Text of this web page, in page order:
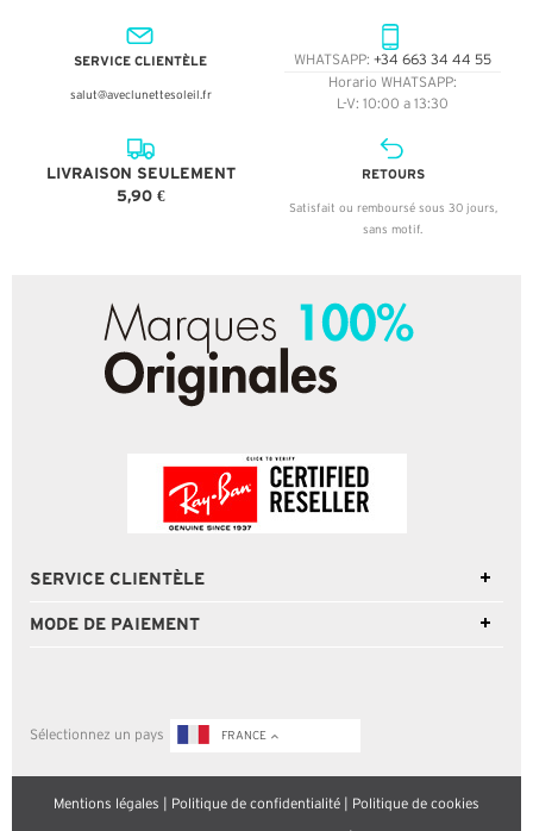
SERVICE CLIENTÈLE
salut@aveclunettesoleil.fr
WHATSAPP: +34 663 34 44 55
Horario WHATSAPP:
L-V: 10:00 a 13:30
LIVRAISON SEULEMENT
5,90 €
RETOURS
Satisfait ou remboursé sous 30 jours,
sans motif.
SERVICE CLIENTÈLE
MODE DE PAIEMENT
Sélectionnez un pays FRANCE
Mentions légales Politique de confidentialité Politique de cookies